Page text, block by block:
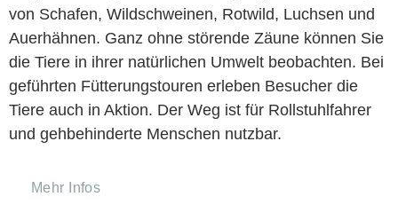
von Schafen, Wildschweinen, Rotwild, Luchsen und
Auerhähnen. Ganz ohne störende Zäune können Sie
die Tiere in ihrer natürlichen Umwelt beobachten. Bei
geführten Fütterungstouren erleben Besucher die
Tiere auch in Aktion. Der Weg ist für Rollstuhlfahrer
und gehbehinderte Menschen nutzbar.
Mehr Infos